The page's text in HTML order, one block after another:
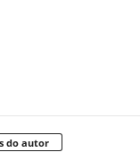
do autor